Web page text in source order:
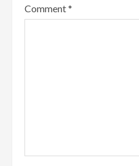
Comment*